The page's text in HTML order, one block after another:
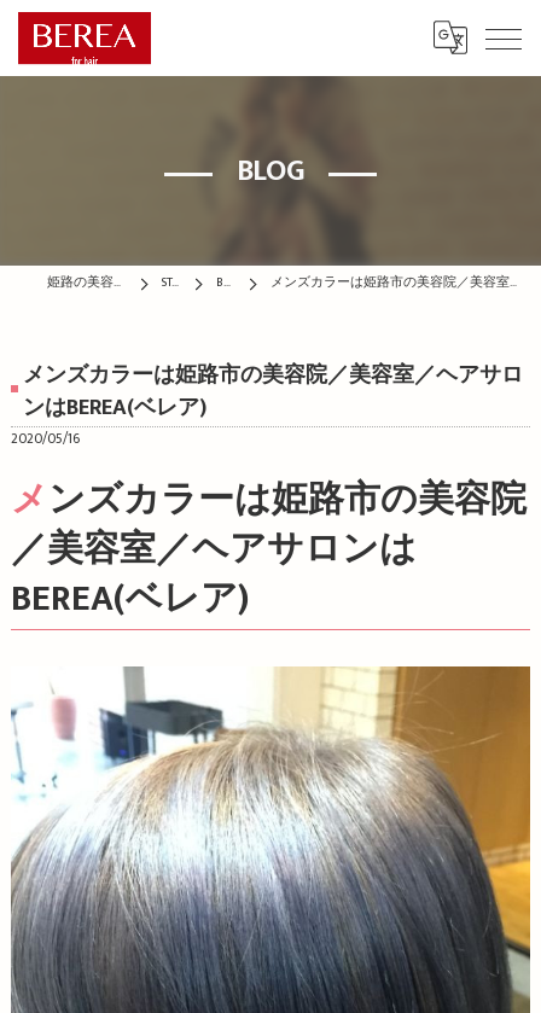
BLOG
姫路の美容院はBEREA STAFF BLOG メンズカラーは姫路市の美容院／美容室／ヘアサロンはBEREA(ベレア)
メンズカラーは姫路市の美容院／美容室／ヘアサロ
ンはBEREA(ベレア)
2020/05/16
メンズカラーは姫路市の美容院
／美容室／ヘアサロンは
BEREA(ベレア)